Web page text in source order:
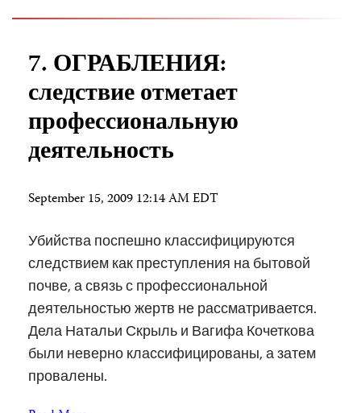
7. ОГРАБЛЕНИЯ:
следствие отметает
профессиональную
деятельность
September 15, 2009 12:14 AM EDT
Убийства поспешно классифицируются
следствием как преступления на бытовой
почве, а связь с профессиональной
деятельностью жертв не рассматривается.
Дела Натальи Скрыль и Вагифа Кочеткова
были неверно классифицированы, а затем
провалены.